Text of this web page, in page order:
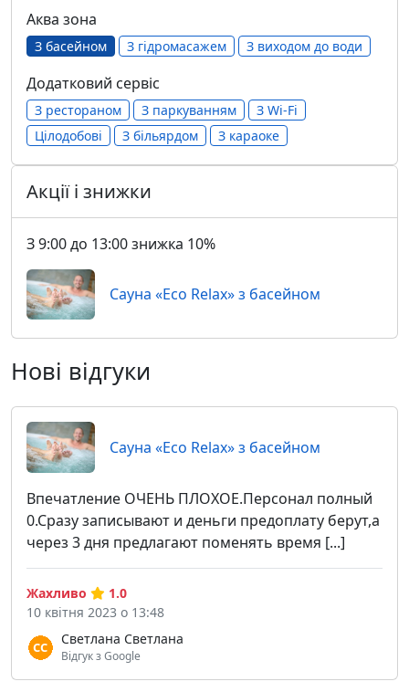
Аква зона
З басейном З гідромасажем З виходом до води
Додатковий сервіс
З рестораном З паркуванням
З Wi-Fi
Цілодобові
З більярдом З караоке
Акції і знижки
З 9:00 до 13:00 знижка 10%
Сауна «Eco Relax» з басейном
Нові відгуки
Сауна «Eco Relax» з басейном
Впечатление ОЧЕНЬ ПЛОХОЕ.Персонал полный
0.Сразу записывают и деньги предоплату берут,а
через 3 дня предлагают поменять время [...]
Светлана Светлана
Відгук з Google
Жахливо
1.0
10 квітня 2023 о 13:48